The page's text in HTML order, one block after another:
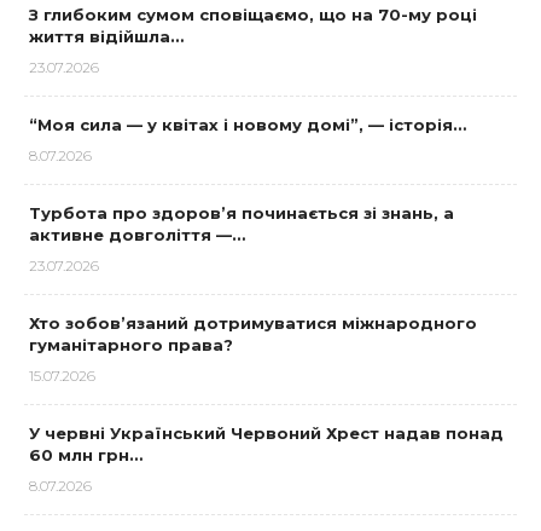
З глибоким сумом сповіщаємо, що на 70-му році
життя відійшла…
23.07.2026
“Моя сила — у квітах і новому домі”, — історія…
8.07.2026
Турбота про здоров’я починається зі знань, а
активне довголіття —…
23.07.2026
Хто зобов’язаний дотримуватися міжнародного
гуманітарного права?
15.07.2026
У червні Український Червоний Хрест надав понад
60 млн грн…
8.07.2026